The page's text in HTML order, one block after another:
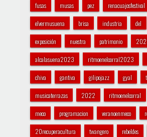
fusas musas pez renacuajosfestival
elvermusuena brisa industria del
exposición nuestra patrimonio
alcalasuena2023 ritmoenelcorral2023
chiva gantiva gilipojazz gyal
musicaterrazas 2022 ritmoenelcorral
meco programacion veranoenmeco
20recuperacultura twangero rebeldes